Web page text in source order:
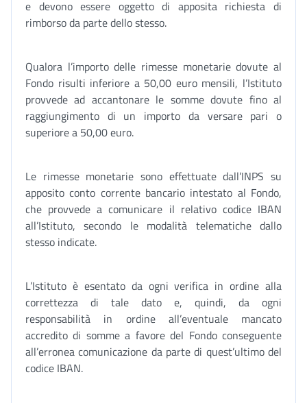
e devono essere oggetto di apposita richiesta di
rimborso da parte dello stesso.
Qualora l’importo delle rimesse monetarie dovute al
Fondo risulti inferiore a 50,00 euro mensili, l’Istituto
provvede ad accantonare le somme dovute fino al
raggiungimento di un importo da versare pari o
superiore a 50,00 euro.
Le rimesse monetarie sono effettuate dall’INPS su
apposito conto corrente bancario intestato al Fondo,
che provvede a comunicare il relativo codice IBAN
all’Istituto, secondo le modalità telematiche dallo
stesso indicate.
L’Istituto è esentato da ogni verifica in ordine alla
correttezza di tale dato e, quindi, da ogni
responsabilità in ordine all’eventuale mancato
accredito di somme a favore del Fondo conseguente
all’erronea comunicazione da parte di quest’ultimo del
codice IBAN.